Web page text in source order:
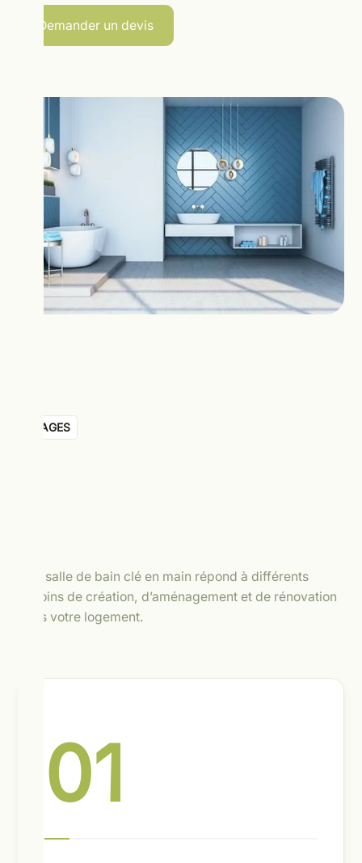
Demander un devis
USAGES
Une salle de bain clé en main répond à différents
besoins de création, d’aménagement et de rénovation
dans votre logement.
01